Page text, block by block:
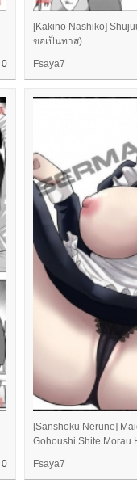
0
[Kakino Nashiko]
ขอเป็นทาส)
Fsaya7
0
[Sanshoku Nerune]
Gohoushi Shite Morau
Fsaya7